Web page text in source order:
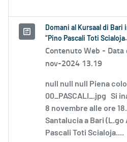
Domani al Kursaal di Bari
“Pino Pascali Toti
Contenuto Web - Data
nov-2024 13.19
null null null Piena
00_PASCALI_.jpg Si
8 novembre alle ore
Santalucia a Bari (L.go
Pascali Toti Scialoja....